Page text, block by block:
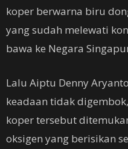
koper berwarna biru
yang sudah melewati
bawa ke Negara
Lalu Aiptu Denny
keadaan tidak
koper tersebut
oksigen yang berisikan